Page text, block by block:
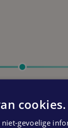
cookies.
gevoelige